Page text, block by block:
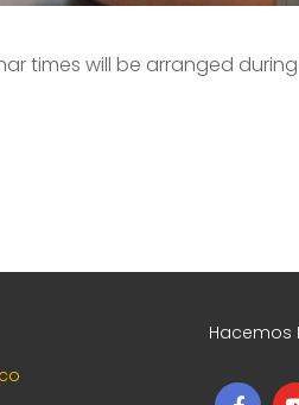
times will be arranged
Hacemos